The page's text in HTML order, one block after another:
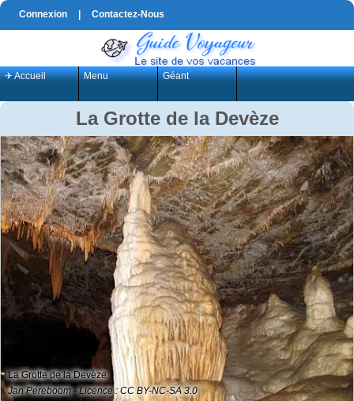
Connexion Contactez-Nous
✈ Accueil Menu Géant
La Grotte de la Devèze
La Grotte de la Devèze
Jan Pereboom - Licence : CC BY-NC-SA 3.0